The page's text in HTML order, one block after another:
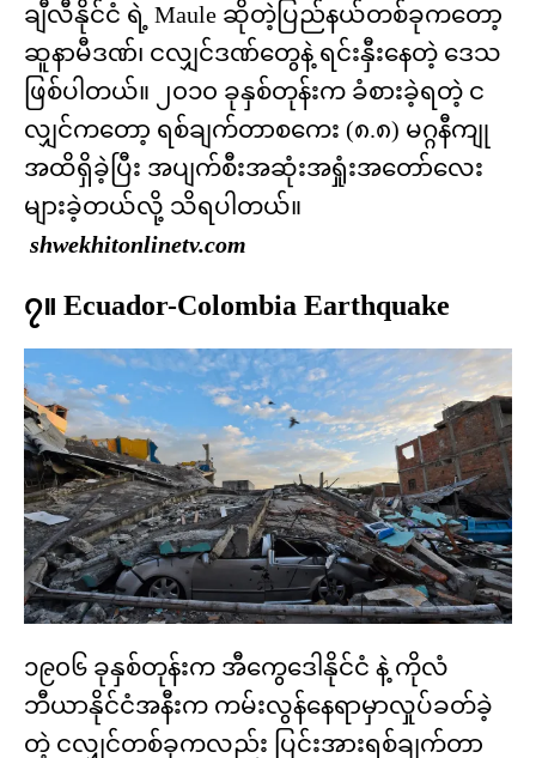
ချီလီနိုင်ငံ ရဲ့ Maule ဆိုတဲ့ပြည်နယ်တစ်ခုကတော့
ဆူနာမီဒဏ်၊ ငလျှင်ဒဏ်တွေနဲ့ ရင်းနှီးနေတဲ့ ဒေသ
ဖြစ်ပါတယ်။ ၂၀၁၀ ခုနှစ်တုန်းက ခံစားခဲ့ရတဲ့ င
လျှင်ကတော့ ရစ်ချက်တာစကေး (၈.၈) မဂ္ဂနီကျု
အထိရှိခဲ့ပြီး အပျက်စီးအဆုံးအရှုံးအတော်လေး
များခဲ့တယ်လို့ သိရပါတယ်။
shwekhitonlinetv.com
၇။ Ecuador-Colombia Earthquake
၁၉၀၆ ခုနှစ်တုန်းက အီကွေဒေါနိုင်ငံ နဲ့ ကိုလံ
ဘီယာနိုင်ငံအနီးက ကမ်းလွန်နေရာမှာလှုပ်ခတ်ခဲ့
တဲ့ ငလျှင်တစ်ခုကလည်း ပြင်းအားရစ်ချက်တာ